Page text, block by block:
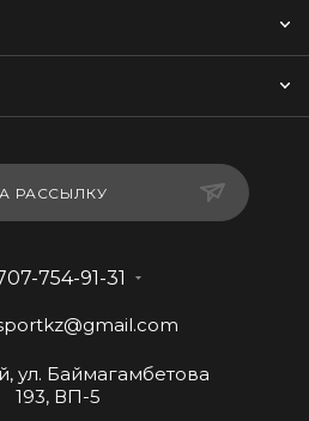
РАССЫЛКУ
754-91-31
ул. Баймагамбетова
193, ВП-5